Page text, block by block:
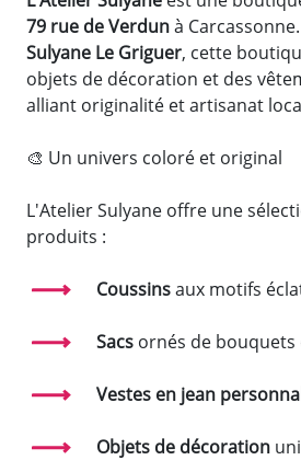
79 rue de Verdunà
Sulyane Le Griguer, cette
objets de décoration et des
alliant originalité et artisanat
🎨 Un univers coloré et original
L'Atelier Sulyane offre une
produits :
Coussinsaux motifs
Sacs ornés de bouquets
Vestes en jean
Objets de décoration